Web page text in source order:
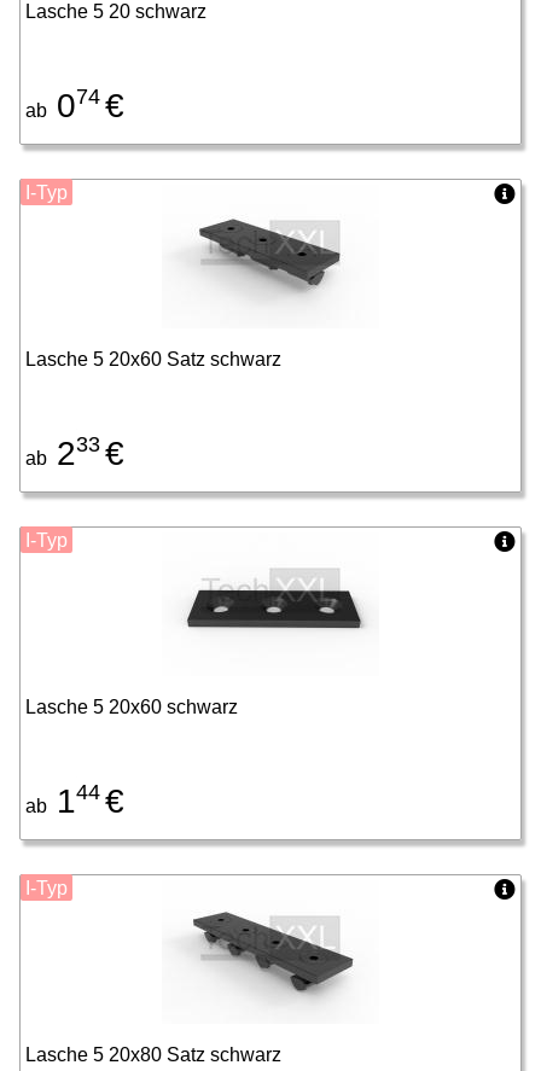
Lasche 5 20 schwarz
ab 074 €
Lasche 5 20x60 Satz schwarz
ab 233 €
I-Typ
Lasche 5 20x60 schwarz
ab 144 €
I-Typ
Lasche 5 20x80 Satz schwarz
I-Typ